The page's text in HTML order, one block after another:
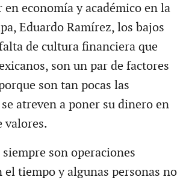
en economía y académico en la
Eduardo Ramírez, los bajos
de cultura financiera que
son un par de factores
son tan pocas las
atreven a poner su dinero en
valores.
siempre son operaciones
el tiempo y algunas personas no